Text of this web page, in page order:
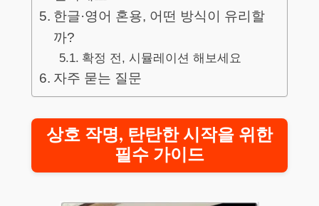
한글·영어 혼용, 어떤 방식이 유리할
까?
확정 전, 시뮬레이션 해보세요
자주 묻는 질문
상호 작명, 탄탄한 시작을 위한
필수 가이드